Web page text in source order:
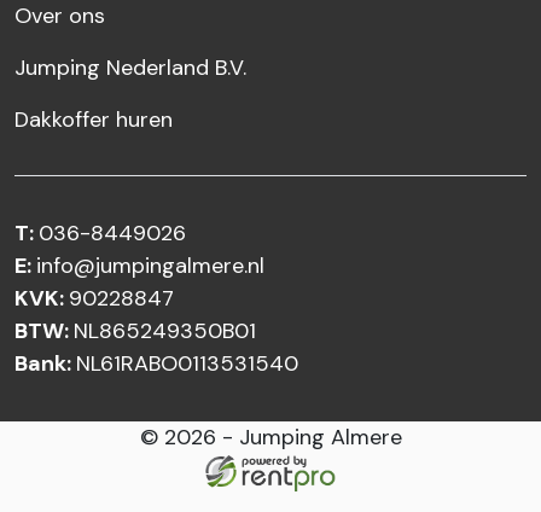
Over ons
Jumping Nederland B.V.
Dakkoffer huren
T: 036-8449026
E: info@jumpingalmere.nl
KVK: 90228847
BTW: NL865249350B01
Bank: NL61RABO0113531540
© 2026 - Jumping Almere